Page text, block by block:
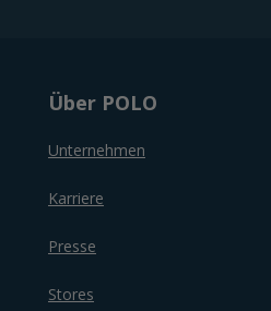
Über POLO
Unternehmen
Karriere
Presse
Stores